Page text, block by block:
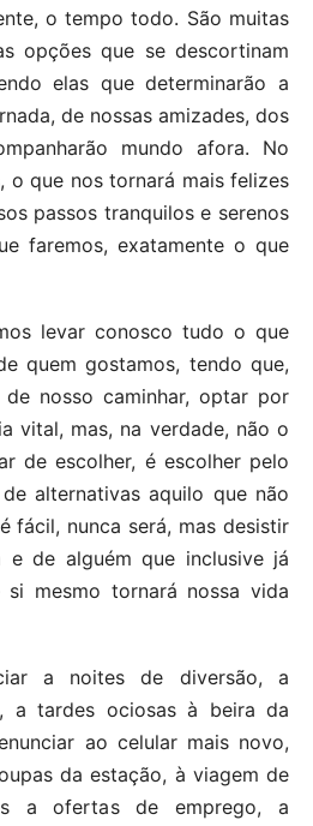
o tempo todo. São muitas
opções que se descortinam
elas que determinarão a
de nossas amizades, dos
mundo afora. No
o que nos tornará mais felizes
passos tranquilos e serenos
faremos, exatamente o que
levar conosco tudo o que
quem gostamos, tendo que,
nosso caminhar, optar por
vital, mas, na verdade, não o
de escolher, é escolher pelo
alternativas aquilo que não
fácil, nunca será, mas desistir
e de alguém que inclusive já
mesmo tornará nossa vida
a noites de diversão, a
a tardes ociosas à beira da
ao celular mais novo,
da estação, à viagem de
a ofertas de emprego, a